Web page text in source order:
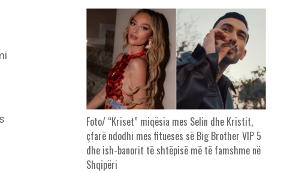
Foto/ “Kriset” miqësia mes Selin dhe Kristit,
çfarë ndodhi mes fitueses së Big Brother VIP 5
dhe ish-banorit të shtëpisë më të famshme në
Shqipëri